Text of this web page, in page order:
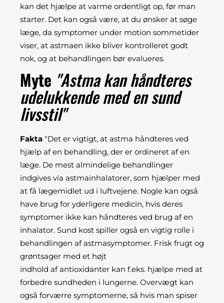
kan det hjælpe at varme ordentligt op, før man
starter. Det kan også være, at du ønsker at søge
læge, da symptomer under motion sommetider
viser, at astmaen ikke bliver kontrolleret godt
nok, og at behandlingen bør evalueres.
Myte "Astma kan håndteres
udelukkende med en sund
livsstil"
Fakta "Det er vigtigt, at astma håndteres ved
hjælp af en behandling, der er ordineret af en
læge. De mest almindelige behandlinger
indgives via astmainhalatorer, som hjælper med
at få lægemidlet ud i luftvejene. Nogle kan også
have brug for yderligere medicin, hvis deres
symptomer ikke kan håndteres ved brug af en
inhalator. Sund kost spiller også en vigtig rolle i
behandlingen af astmasymptomer. Frisk frugt og
grøntsager med et højt
indhold af antioxidanter kan f.eks. hjælpe med at
forbedre sundheden i lungerne. Overvægt kan
også forværre symptomerne, så hvis man spiser